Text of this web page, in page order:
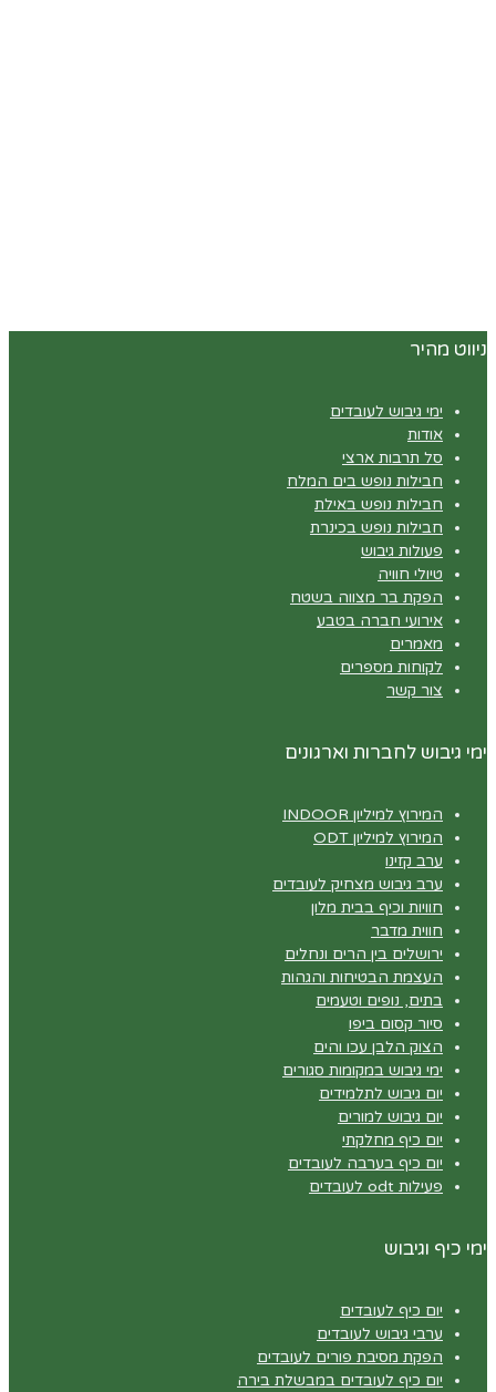
ניווט מהיר
ימי גיבוש לעובדים
אודות
סל תרבות ארצי
חבילות נופש בים המלח
חבילות נופש באילת
חבילות נופש בכינרת
פעולות גיבוש
טיולי חוויה
הפקת בר מצווה בשטח
אירועי חברה בטבע
מאמרים
לקוחות מספרים
צור קשר
ימי גיבוש לחברות וארגונים
המירוץ למיליון INDOOR
המירוץ למיליון ODT
ערב קזינו
ערב גיבוש מצחיק לעובדים
חוויות וכיף בבית מלון
חווית מדבר
ירושלים בין הרים ונחלים
העצמת הבטיחות והגהות
בתים, נופים וטעמים
סיור קסום ביפו
הצוק הלבן עכו והים
ימי גיבוש במקומות סגורים
יום גיבוש לתלמידים
יום גיבוש למורים
יום כיף מחלקתי
יום כיף בערבה לעובדים
פעילות odt לעובדים
ימי כיף וגיבוש
יום כיף לעובדים
ערבי גיבוש לעובדים
הפקת מסיבת פורים לעובדים
יום כיף לעובדים במבשלת בירה